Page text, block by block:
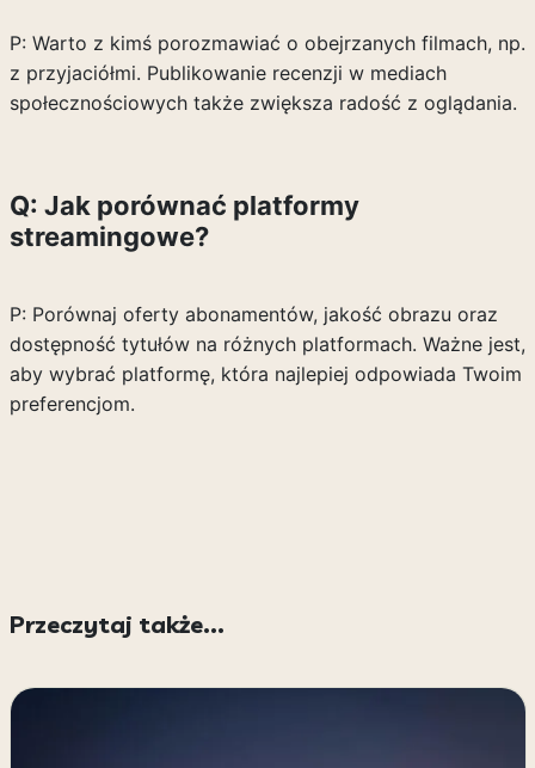
P: Warto z kimś porozmawiać o obejrzanych filmach, np.
z przyjaciółmi. Publikowanie recenzji w mediach
społecznościowych także zwiększa radość z oglądania.
Q: Jak porównać platformy
streamingowe?
P: Porównaj oferty abonamentów, jakość obrazu oraz
dostępność tytułów na różnych platformach. Ważne jest,
aby wybrać platformę, która najlepiej odpowiada Twoim
preferencjom.
Przeczytaj także...